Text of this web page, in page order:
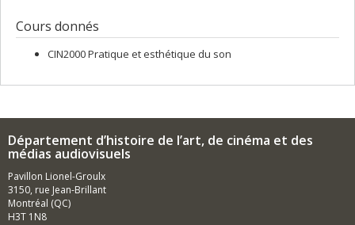
Cours donnés
CIN2000 Pratique et esthétique du son
Département d’histoire de l’art, de cinéma et des
médias audiovisuels
Pavillon Lionel-Groulx
3150, rue Jean-Brillant
Montréal (QC)
H3T 1N8